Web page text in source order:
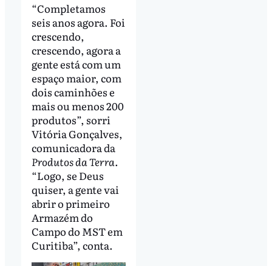
“Completamos
seis anos agora. Foi
crescendo,
crescendo, agora a
gente está com um
espaço maior, com
dois caminhões e
mais ou menos 200
produtos”, sorri
Vitória Gonçalves,
comunicadora da
Produtos da Terra.
“Logo, se Deus
quiser, a gente vai
abrir o primeiro
Armazém do
Campo do MST em
Curitiba”, conta.